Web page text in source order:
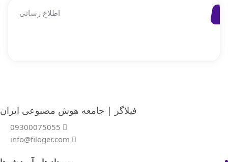
اطلاع رسانی
فیلاگر | جامعه هوش مصنوعی ایران
09300075055
info@filoger.com